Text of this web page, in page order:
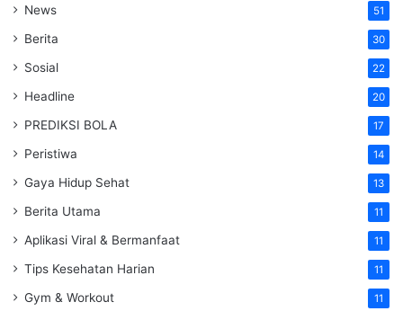
News 51
Berita 30
Sosial 22
Headline 20
PREDIKSI BOLA 17
Peristiwa 14
Gaya Hidup Sehat 13
Berita Utama 11
Aplikasi Viral & Bermanfaat 11
Tips Kesehatan Harian 11
Gym & Workout 11